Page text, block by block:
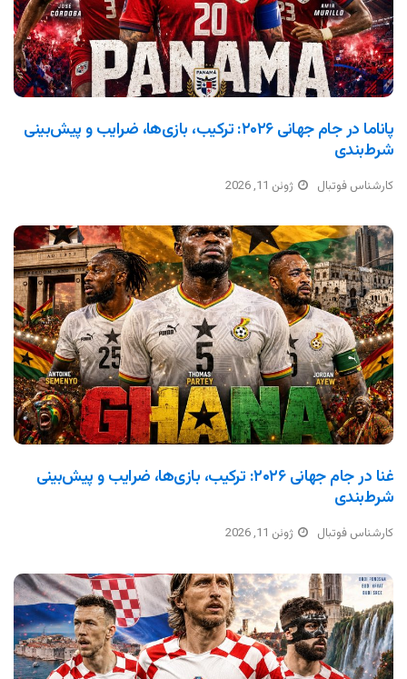
پاناما در جام جهانی ۲۰۲۶: ترکیب، بازی‌ها، ضرایب و پیش‌بینی
شرط‌بندی
کارشناس فوتبال ژوئن 11, 2026
غنا در جام جهانی ۲۰۲۶: ترکیب، بازی‌ها، ضرایب و پیش‌بینی
شرط‌بندی
کارشناس فوتبال ژوئن 11, 2026